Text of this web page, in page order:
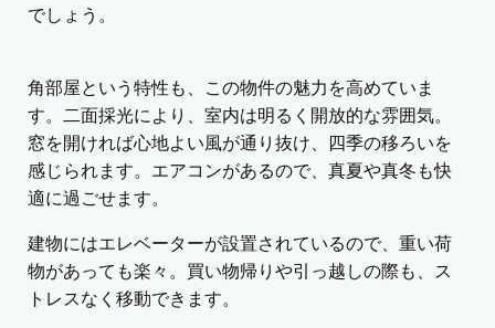
でしょう。
角部屋という特性も、この物件の魅力を高めていま
す。二面採光により、室内は明るく開放的な雰囲気。
窓を開ければ心地よい風が通り抜け、四季の移ろいを
感じられます。エアコンがあるので、真夏や真冬も快
適に過ごせます。
建物にはエレベーターが設置されているので、重い荷
物があっても楽々。買い物帰りや引っ越しの際も、ス
トレスなく移動できます。